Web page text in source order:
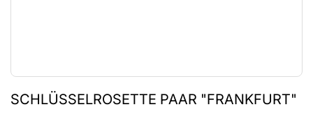
SCHLÜSSELROSETTE PAAR "FRANKFURT"